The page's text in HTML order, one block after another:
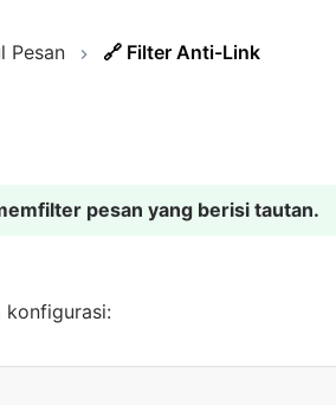
Pesan 🔗 Filter Anti-Link
pesan yang berisi tautan.
konfigurasi: